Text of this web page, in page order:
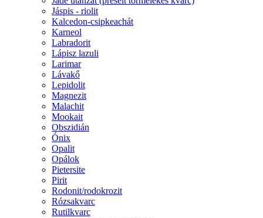
Jáspis - riolit
Kalcedon-csipkeachát
Karneol
Labradorit
Lápisz lazuli
Larimar
Lávakő
Lepidolit
Magnezit
Malachit
Mookait
Obszidián
Ónix
Opalit
Opálok
Pietersite
Pirit
Rodonit/rodokrozit
Rózsakvarc
Rutilkvarc